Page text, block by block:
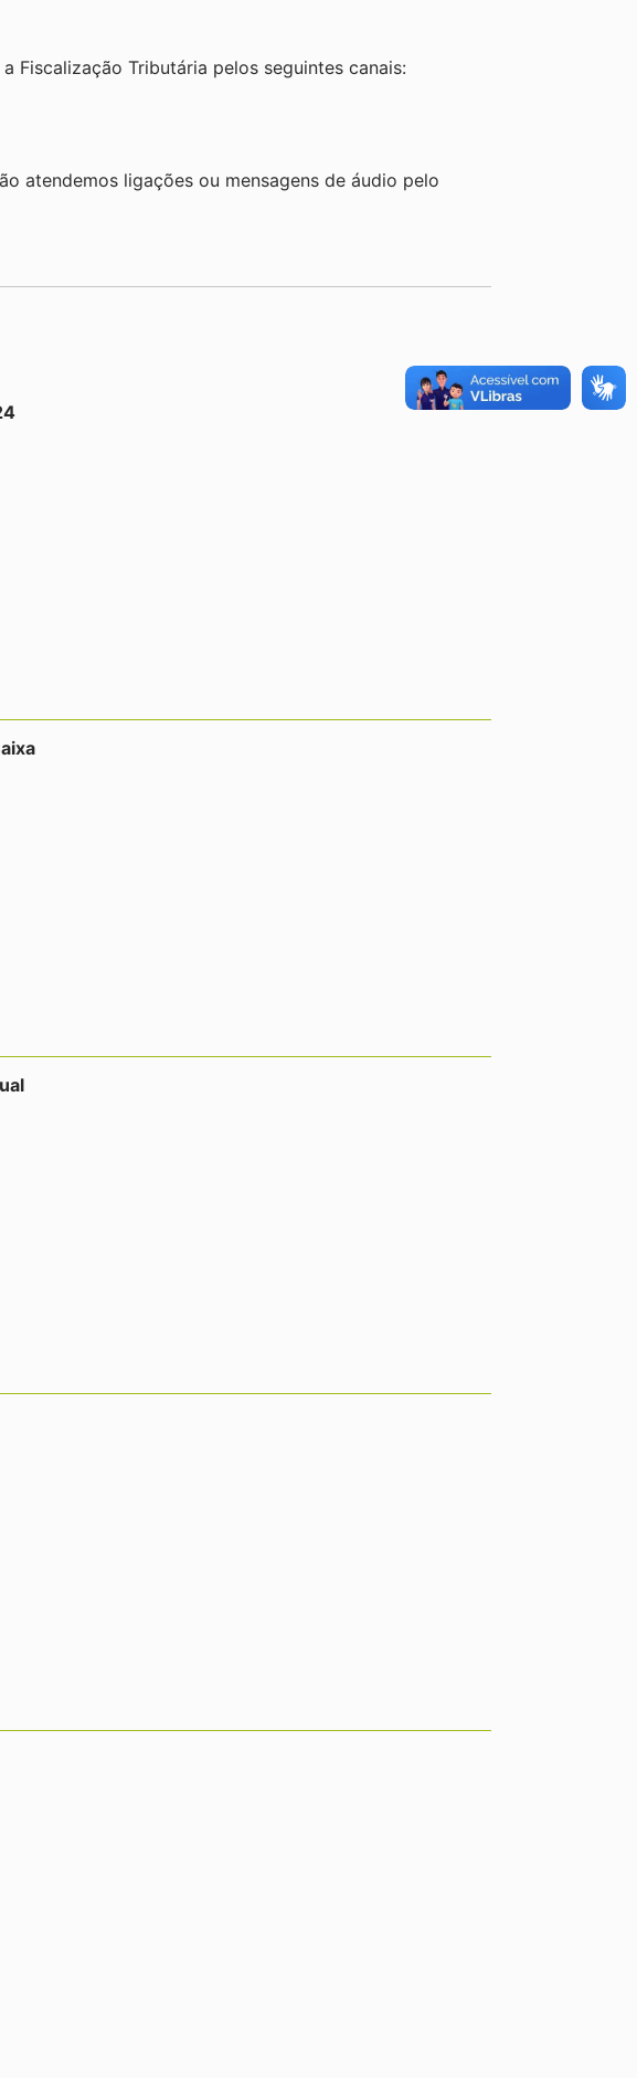
Fiscalização Tributária pelos seguintes canais:
ligações ou mensagens de áudio pelo